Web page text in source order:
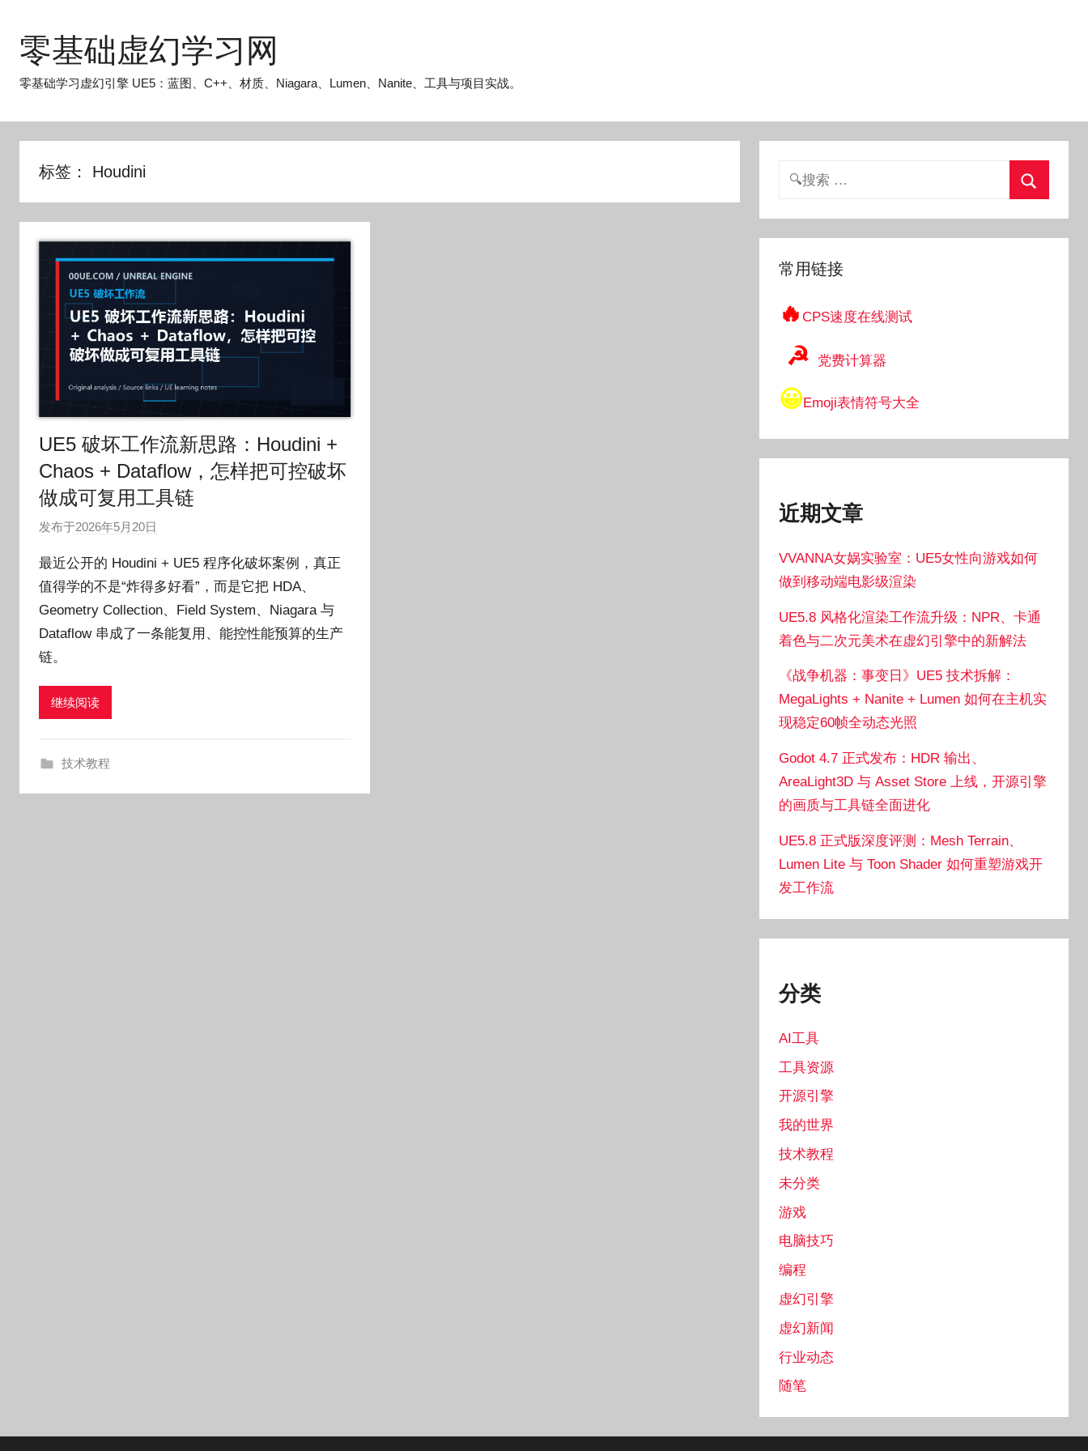
零基础虚幻学习网
零基础学习虚幻引擎 UE5：蓝图、C++、材质、Niagara、Lumen、Nanite、工具与项目实战。
标签： Houdini
UE5 破坏工作流新思路：Houdini +
Chaos + Dataflow，怎样把可控破坏
做成可复用工具链
发布于2026年5月20日
O
k
g
最近公开的 Houdini + UE5 程序化破坏案例，真正
值得学的不是“炸得多好看”，而是它把 HDA、
Geometry Collection、Field System、Niagara 与
Dataflow 串成了一条能复用、能控性能预算的生产
链。
继续阅读
技术教程
搜
常用链接
🔥CPS速度在线测试
☭ 党费计算器
😀Emoji表情符号大全
近期文章
VVANNA女娲实验室：UE5女性向游戏如何
做到移动端电影级渲染
UE5.8 风格化渲染工作流升级：NPR、卡通
着色与二次元美术在虚幻引擎中的新解法
《战争机器：事变日》UE5 技术拆解：
MegaLights + Nanite + Lumen 如何在主机实
现稳定60帧全动态光照
Godot 4.7 正式发布：HDR 输出、
AreaLight3D 与 Asset Store 上线，开源引擎
的画质与工具链全面进化
UE5.8 正式版深度评测：Mesh Terrain、
Lumen Lite 与 Toon Shader 如何重塑游戏开
发工作流
分类
AI工具
工具资源
开源引擎
我的世界
技术教程
未分类
游戏
电脑技巧
编程
虚幻引擎
虚幻新闻
行业动态
随笔